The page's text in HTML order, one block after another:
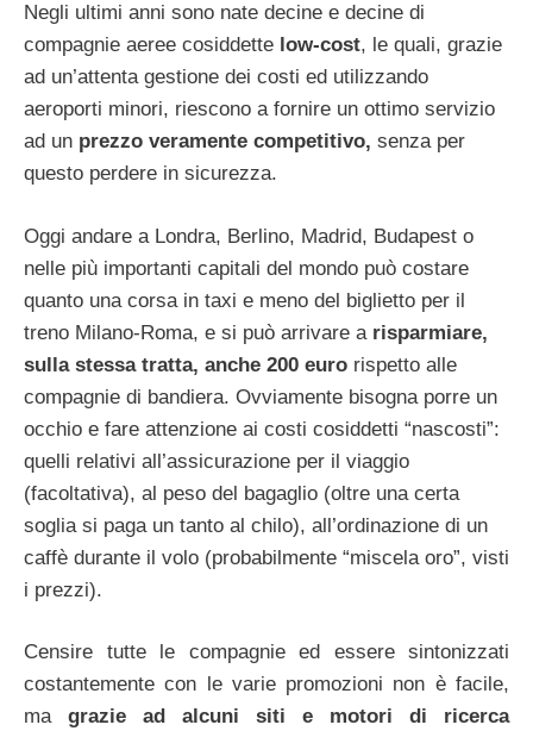
Negli ultimi anni sono nate decine e decine di
compagnie aeree cosiddette low-cost, le quali, grazie
ad un’attenta gestione dei costi ed utilizzando
aeroporti minori, riescono a fornire un ottimo servizio
ad un prezzo veramente competitivo, senza per
questo perdere in sicurezza.
Oggi andare a Londra, Berlino, Madrid, Budapest o
nelle più importanti capitali del mondo può costare
quanto una corsa in taxi e meno del biglietto per il
treno Milano-Roma, e si può arrivare a risparmiare,
sulla stessa tratta, anche 200 euro rispetto alle
compagnie di bandiera. Ovviamente bisogna porre un
occhio e fare attenzione ai costi cosiddetti “nascosti”:
quelli relativi all’assicurazione per il viaggio
(facoltativa), al peso del bagaglio (oltre una certa
soglia si paga un tanto al chilo), all’ordinazione di un
caffè durante il volo (probabilmente “miscela oro”, visti
i prezzi).
Censire tutte le compagnie ed essere sintonizzati
costantemente con le varie promozioni non è facile,
ma grazie ad alcuni siti e motori di ricerca